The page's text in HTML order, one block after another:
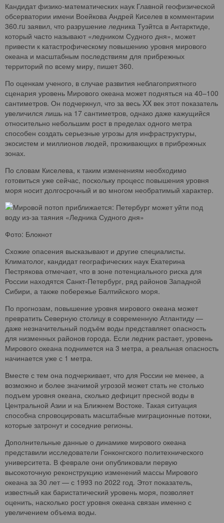
Кандидат физико-математических наук Главной геофизической
обсерватории имени Воейкова Андрей Киселев в комментарии
360.ru заявил, что разрушение ледника Туэйтса в Антарктиде,
который часто называют «ледником Судного дня», может
привести к катастрофическому повышению уровня мирового
океана и масштабным последствиям для прибрежных
территорий по всему миру, пишет 360.
По оценкам ученого, в случае развития неблагоприятного
сценария уровень Мирового океана может подняться на 40–100
сантиметров. Он подчеркнул, что за весь XX век этот показатель
увеличился лишь на 17 сантиметров, однако даже кажущийся
относительно небольшим рост в пределах одного метра
способен создать серьезные угрозы для инфраструктуры,
экосистем и миллионов людей, проживающих в прибрежных
зонах.
По словам Киселева, к таким изменениям необходимо
готовиться уже сейчас, поскольку процесс повышения уровня
моря носит долгосрочный и во многом необратимый характер.
Фото: Блокнот
Схожие опасения высказывают и другие специалисты.
Климатолог, кандидат географических наук Екатерина
Пестрякова отмечает, что в зоне потенциального риска для
России находятся Санкт-Петербург, ряд районов Западной
Сибири, а также побережье Балтийского моря.
По прогнозам, повышение уровня мирового океана может
превратить Северную столицу в современную Атлантиду —
даже незначительный подъём воды представляет опасность
для низменных районов города. Если ледник растает, уровень
Мирового океана поднимется на 3 метра, а реальная опасность
начинается уже с 1 метра.
Вместе с тем она подчеркивает, что для России не менее, а
возможно и более значимой угрозой может стать не столько
подъем уровня океана, сколько дефицит пресной воды в
Центральной Азии и на Ближнем Востоке. Такая ситуация
способна спровоцировать масштабные миграционные потоки,
которые затронут и соседние регионы.
Дополнительные данные о динамике мирового океана
представили исследователи Гонконгского политехнического
университета. В феврале они опубликовали первую
высокоточную реконструкцию изменений массы Мирового
океана за 30 лет — с 1993 по 2022 год. Этот показатель,
известный как баристатический уровень моря, позволяет
оценить, насколько рост уровня океана связан именно с
увеличением объема воды.